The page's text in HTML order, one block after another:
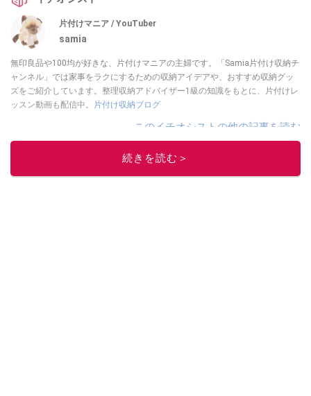
片付けマニア / YouTuber
samia
無印良品や100均が好きな、片付けマニアの主婦です。「Samia片付け収納チ
ャンネル」では家事をラクにするための収納アイデアや、おすすめ収納グッ
ズをご紹介しています。整理収納アドバイザー1級の知識をもとに、片付けレ
ッスン動画も配信中。
片付け収納ブログ
このイチオシストの他の記事を読む
続きを読む＞